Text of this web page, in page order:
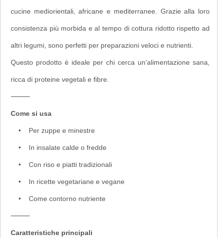
cucine mediorientali, africane e mediterranee. Grazie alla loro
consistenza più morbida e al tempo di cottura ridotto rispetto ad
altri legumi, sono perfetti per preparazioni veloci e nutrienti.
Questo prodotto è ideale per chi cerca un’alimentazione sana,
ricca di proteine vegetali e fibre.
⸻
Come si usa
• Per zuppe e minestre
• In insalate calde o fredde
• Con riso e piatti tradizionali
• In ricette vegetariane e vegane
• Come contorno nutriente
⸻
Caratteristiche principali